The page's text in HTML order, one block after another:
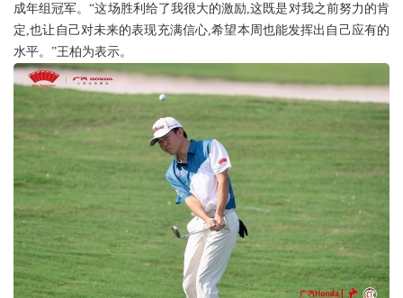
成年组冠军。“这场胜利给了我很大的激励,这既是对我之前努力的肯
定,也让自己对未来的表现充满信心,希望本周也能发挥出自己应有的
水平。”王柏为表示。